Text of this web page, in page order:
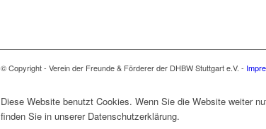
© Copyright - Verein der Freunde & Förderer der DHBW Stuttgart e.V. -
Diese Website benutzt Cookies. Wenn Sie die Website weiter
finden Sie in unserer Datenschutzerklärung.